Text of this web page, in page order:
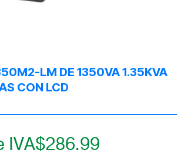
LM DE 1350VA 1.35KVA
CON LCD
$286.99
IVA